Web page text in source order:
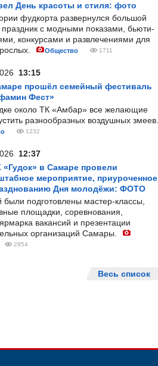
День красоты и стиля: фото
фудкорта развернулся большой
с модными показами, бьюти-
конкурсами и развлечениями для
Общество 1711
13:15
прошёл семейный фестиваль
Фест»
около ТК «Амбар» все желающие
разнообразных воздушных змеев.
1232
12:37
«Гудок» в Самаре провели
мероприятие, приуроченное
Дня молодёжи: ФОТО
были подготовлены мастер-классы,
площадки, соревнования,
вакансий и презентации
организаций Самары.
2954
Весь список